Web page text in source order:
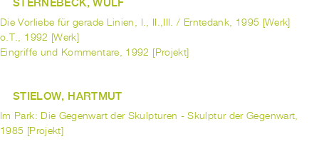
Die Vorliebe für gerade Linien, I., II.,III. / Erntedank, 1995 [Werk]
o.T., 1992 [Werk]
Eingriffe und Kommentare, 1992 [Projekt]
STIELOW, HARTMUT
Im Park: Die Gegenwart der Skulpturen - Skulptur der Gegenwart,
1985 [Projekt]